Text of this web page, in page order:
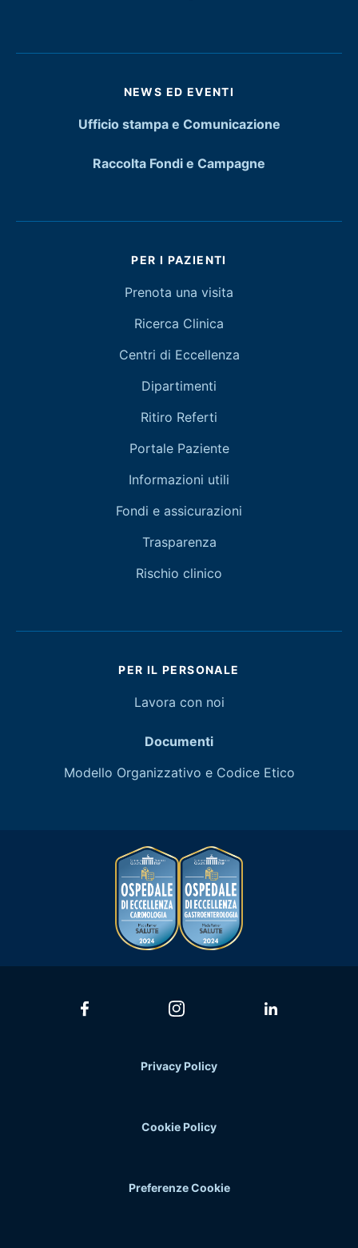
NEWS ED EVENTI
Ufficio stampa e Comunicazione
Raccolta Fondi e Campagne
PER I PAZIENTI
Prenota una visita
Ricerca Clinica
Centri di Eccellenza
Dipartimenti
Ritiro Referti
Portale Paziente
Informazioni utili
Fondi e assicurazioni
Trasparenza
Rischio clinico
PER IL PERSONALE
Lavora con noi
Documenti
Modello Organizzativo e Codice Etico
Privacy Policy
Cookie Policy
Preferenze Cookie